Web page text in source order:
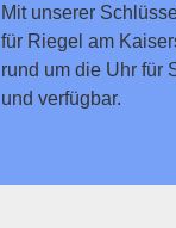
Mit unserer
für Riegel am
rund um die Uhr für
und verfügbar.